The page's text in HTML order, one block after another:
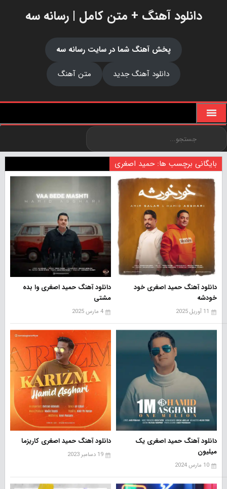
دانلود آهنگ + متن کامل | رسانه سه
پخش آهنگ شما در سایت رسانه سه
دانلود آهنگ جدید
متن آهنگ
بایگانی برچسب ها: حمید اصغری
دانلود آهنگ حمید اصغری خود
خودشه
11 آوریل 2025
دانلود آهنگ حمید اصغری وا بده
مشتی
4 مارس 2025
دانلود آهنگ حمید اصغری یک
میلیون
10 مارس 2024
دانلود آهنگ حمید اصغری کاریزما
19 دسامبر 2023